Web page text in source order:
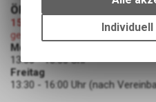
ÖFFNUNGSZEITEN
15.08.2026 (Mariä
geschlossen
Montag - Donnerstag
13:30 - 18:00 Uhr
Freitag
13:30 - 16:00 Uhr (nach
um die